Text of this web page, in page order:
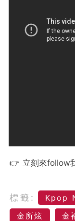
👉 立刻來follow
標籤: Kpop
金所炫
金